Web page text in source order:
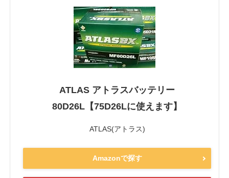
ATLAS アトラスバッテリー
80D26L【75D26Lに使えます】
ATLAS(アトラス)
Amazonで探す